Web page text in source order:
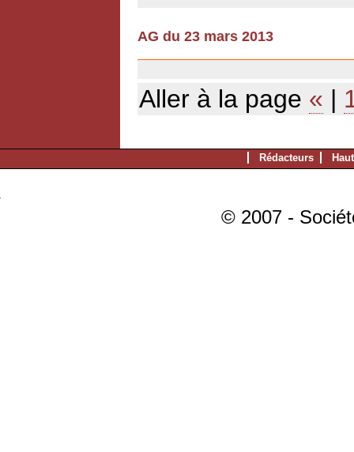
AG du 23 mars 2013
Aller à la page « |
Rédacteurs
© 2007 -